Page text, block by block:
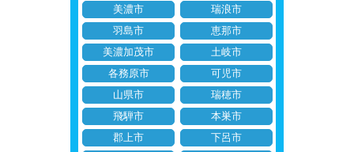
美濃市
瑞浪市
羽島市
恵那市
美濃加茂市
土岐市
各務原市
可児市
山県市
瑞穂市
飛騨市
本巣市
郡上市
下呂市